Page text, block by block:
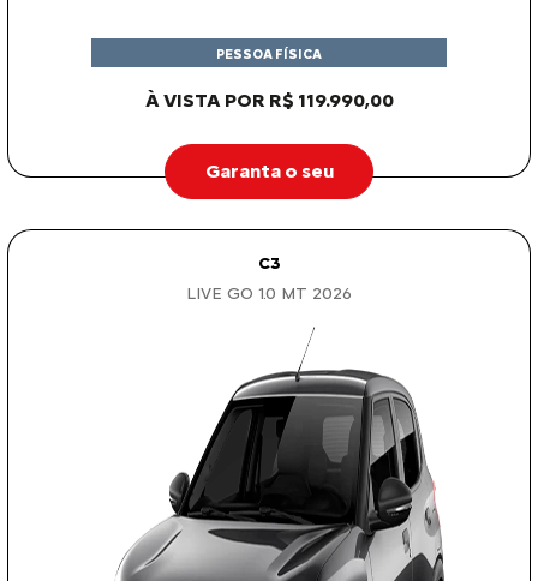
À VISTA POR R$ 119.990,00
PESSOA FÍSICA
Garanta o seu
C3
LIVE GO 1.0 MT 2026